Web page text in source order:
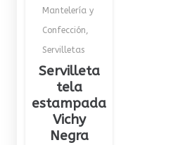
Mantelería y
Confección
Servilletas
Servilleta
tela
estampada
Vichy
Negra